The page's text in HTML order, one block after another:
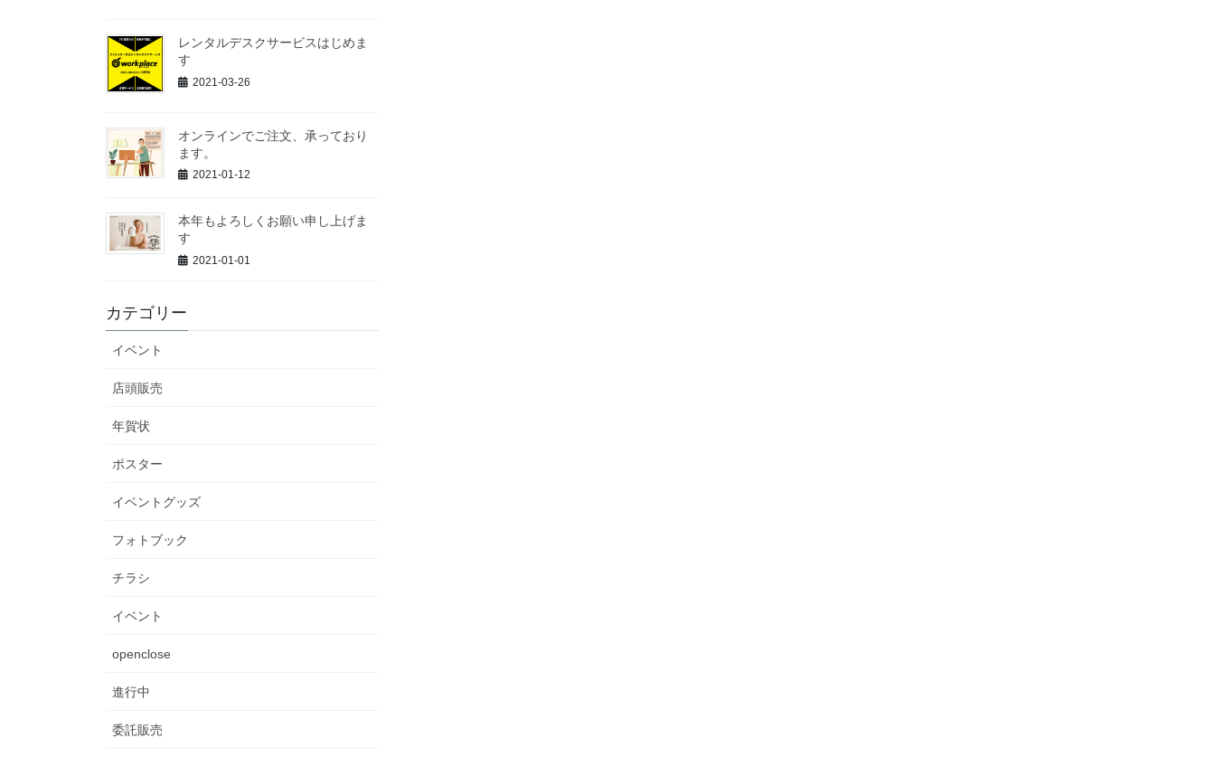
レンタルデスクサービスはじめま
す
2021-03-26
オンラインでご注文、承っており
ます。
2021-01-12
本年もよろしくお願い申し上げま
す
2021-01-01
カテゴリー
イベント
店頭販売
年賀状
ポスター
イベントグッズ
フォトブック
チラシ
イベント
openclose
進行中
委託販売